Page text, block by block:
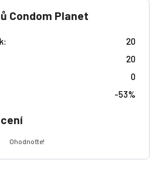
Condom Planet
20
20
0
-53%
Ohodnoťte!